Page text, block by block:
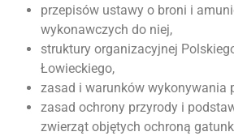
przepisów ustawy o broni i
wykonawczych do niej,
struktury organizacyjnej
Łowieckiego,
zasad i warunków wykonywania
zasad ochrony przyrody i
zwierząt objętych ochroną